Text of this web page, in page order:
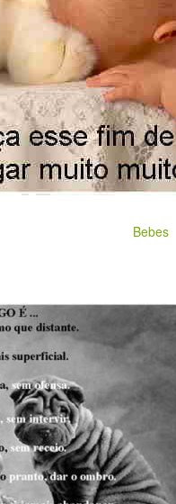
Bebes